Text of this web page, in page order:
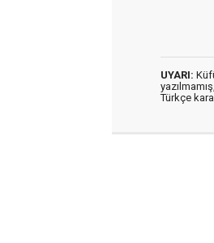
UYARI:
yazılmamış,
Türkçe